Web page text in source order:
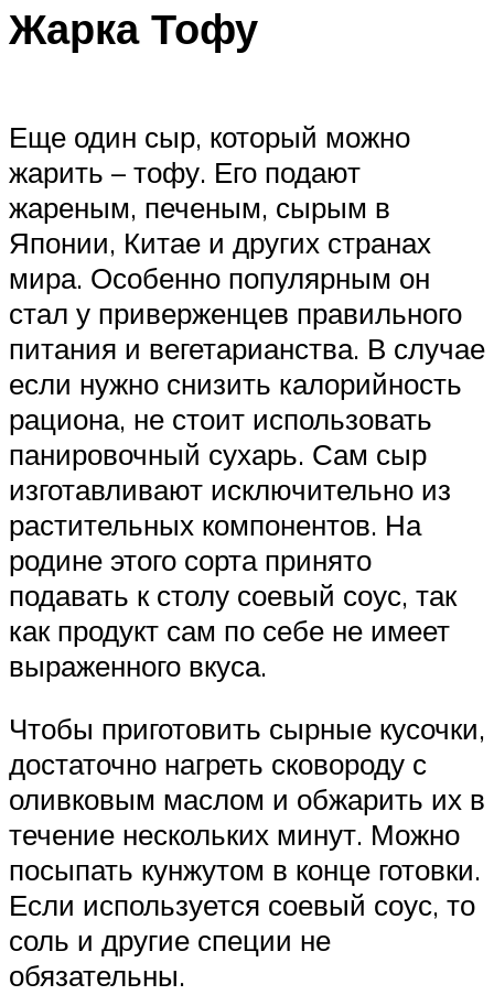
Жарка Тофу
Еще один сыр, который можно
жарить – тофу. Его подают
жареным, печеным, сырым в
Японии, Китае и других странах
мира. Особенно популярным он
стал у приверженцев правильного
питания и вегетарианства. В случае
если нужно снизить калорийность
рациона, не стоит использовать
панировочный сухарь. Сам сыр
изготавливают исключительно из
растительных компонентов. На
родине этого сорта принято
подавать к столу соевый соус, так
как продукт сам по себе не имеет
выраженного вкуса.
Чтобы приготовить сырные кусочки,
достаточно нагреть сковороду с
оливковым маслом и обжарить их в
течение нескольких минут. Можно
посыпать кунжутом в конце готовки.
Если используется соевый соус, то
соль и другие специи не
обязательны.